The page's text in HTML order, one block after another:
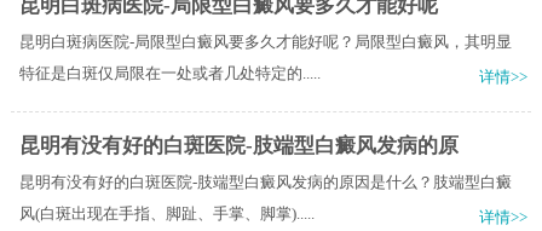
昆明白斑病医院-局限型白癜风要多久才能好呢
昆明白斑病医院-局限型白癜风要多久才能好呢？局限型白癜风，其明显
特征是白斑仅局限在一处或者几处特定的.....
详情>>
昆明有没有好的白斑医院-肢端型白癜风发病的原
昆明有没有好的白斑医院-肢端型白癜风发病的原因是什么？肢端型白癜
风(白斑出现在手指、脚趾、手掌、脚掌).....
详情>>